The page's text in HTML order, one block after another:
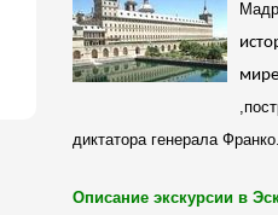
диктатора генерала Франко.
Описание экскурсии в